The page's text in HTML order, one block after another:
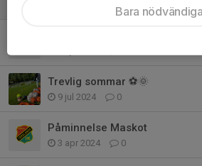
Trevlig sommar ⚽️🌞
9 jul 2024 0
Påminnelse Maskot
3 apr 2024 0
Bara nödvändiga